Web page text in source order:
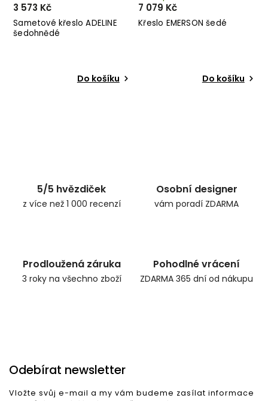
Sametové křeslo ADELINE
šedohnědé
3 573 Kč
Do košíku
Křeslo EMERSON šedé
7 079 Kč
Do košíku
5/5 hvězdiček
z více než 1 000 recenzí
Osobní designer
vám poradí ZDARMA
Prodloužená záruka
3 roky na všechno zboží
Pohodlné vrácení
ZDARMA 365 dní od nákupu
Odebírat newsletter
Vložte svůj e-mail a my vám budeme zasílat informace